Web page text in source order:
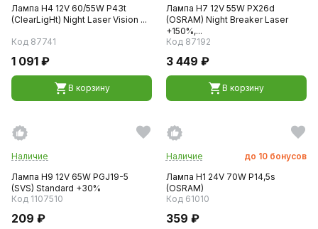
Лампа H4 12V 60/55W P43t
(ClearLigНt) Night Laser Vision ...
Код 87741
1 091 ₽
В корзину
Лампа H7 12V 55W PX26d
(OSRAM) Night Breaker Laser
+150%,...
Код 87192
3 449 ₽
В корзину
Наличие
Лампа H9 12V 65W PGJ19-5
(SVS) Standard +30%
Код 1107510
209 ₽
Наличие до 10 бонусов
Лампа H1 24V 70W P14,5s
(OSRAM)
Код 61010
359 ₽